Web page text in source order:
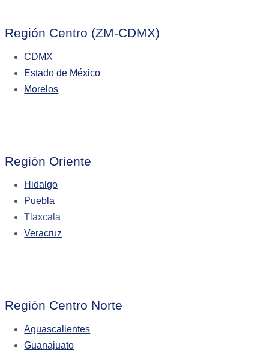
Región Centro (ZM-CDMX)
CDMX
Estado de México
Morelos
Región Oriente
Hidalgo
Puebla
Tlaxcala
Veracruz
Región Centro Norte
Aguascalientes
Guanajuato